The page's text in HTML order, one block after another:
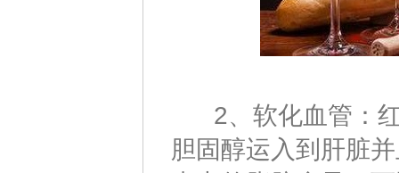
2、软化血管：红
胆固醇运入到肝脏